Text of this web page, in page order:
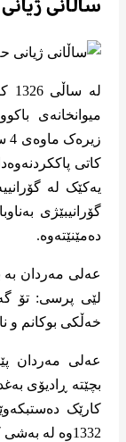
ساڵانی
میوانخانەی
کاتی
یەکێک لە
گۆرانیبێژی
دەمێنێتەوە.
عەلی مەردان
لێی پرسی: تۆ
خەڵکی بوکانم و
عەلی مەردان
بچێتە ڕادیۆی
کارێک
1332وە لە بەشی کوردیی ڕادیۆی بەغدا دامەزرا.